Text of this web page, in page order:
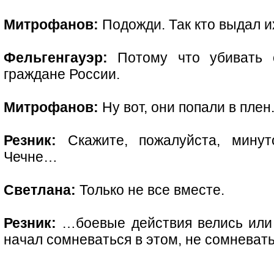
Митрофанов: Подожди. Так кто выдал
Фельгенгауэр: Потому что убивать
граждане России.
Митрофанов: Ну вот, они попали в
Резник: Скажите, пожалуйста,
Чечне…
Светлана: Только не все вместе.
Резник: …боевые действия велись
начал сомневаться в этом, не